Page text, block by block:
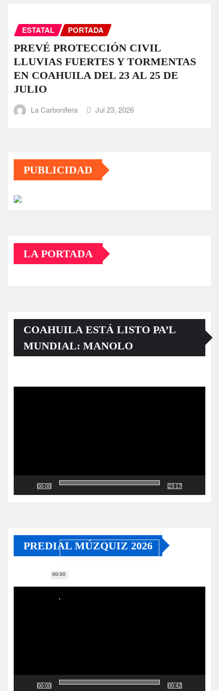
ESTATAL PORTADA
PREVÉ PROTECCIÓN CIVIL
LLUVIAS FUERTES Y TORMENTAS
EN COAHUILA DEL 23 AL 25 DE
JULIO
La Carbonifera Jul 23, 2026
PUBLICIDAD
LA PORTADA
COAHUILA ESTÁ LISTO PA’L
MUNDIAL: MANOLO
00:00
00:00
23:17
PREDIAL MÚZQUIZ 2026
Reproductor
00:00 00:42